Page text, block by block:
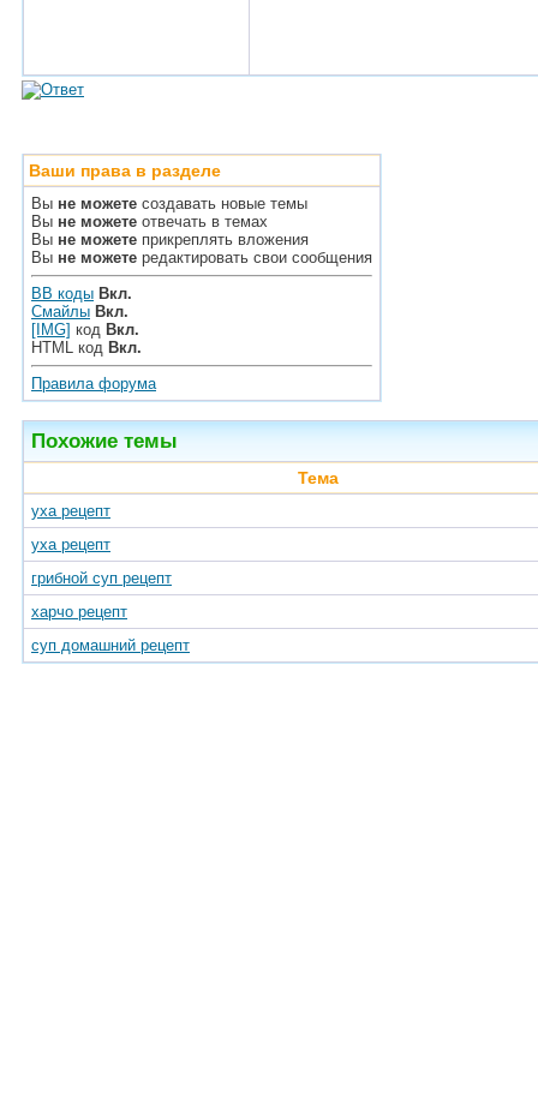
Ваши права в разделе
Вы не можете создавать новые темы
Вы не можете отвечать в темах
Вы не можете прикреплять вложения
Вы не можете редактировать свои сообщения
BB коды Вкл.
Смайлы Вкл.
[IMG] код Вкл.
HTML код Вкл.
Правила форума
Похожие темы
Тема
уха рецепт
уха рецепт
грибной суп рецепт
харчо рецепт
суп домашний рецепт